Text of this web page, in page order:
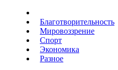
Благотворительность
Мировоззрение
Спорт
Экономика
Разное